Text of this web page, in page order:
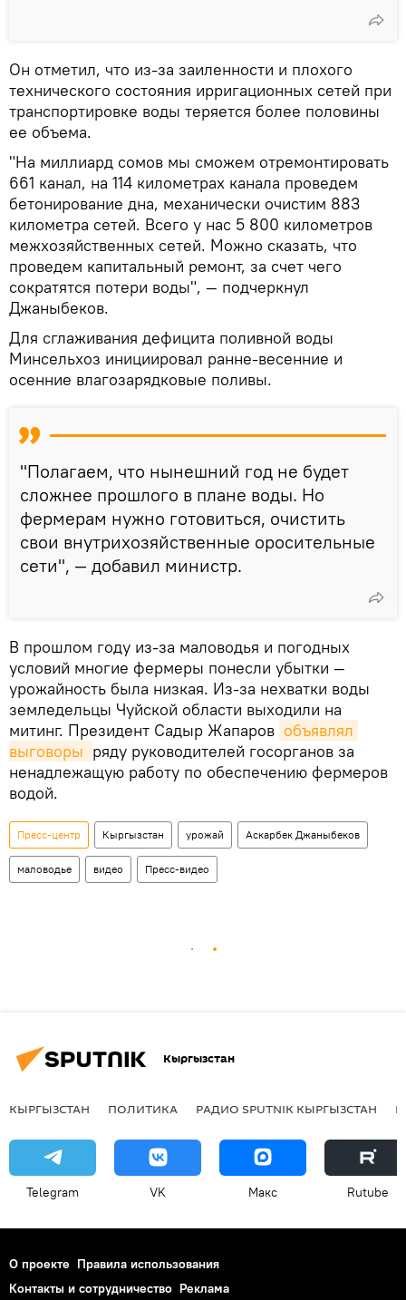
Он отметил, что из-за заиленности и плохого
технического состояния ирригационных сетей при
транспортировке воды теряется более половины
ее объема.
"На миллиард сомов мы сможем отремонтировать
661 канал, на 114 километрах канала проведем
бетонирование дна, механически очистим 883
километра сетей. Всего у нас 5 800 километров
межхозяйственных сетей. Можно сказать, что
проведем капитальный ремонт, за счет чего
сократятся потери воды", — подчеркнул
Джаныбеков.
Для сглаживания дефицита поливной воды
Минсельхоз инициировал ранне-весенние и
осенние влагозарядковые поливы.
"Полагаем, что нынешний год не будет
сложнее прошлого в плане воды. Но
фермерам нужно готовиться, очистить
свои внутрихозяйственные оросительные
сети", — добавил министр.
В прошлом году из-за маловодья и погодных
условий многие фермеры понесли убытки —
урожайность была низкая. Из-за нехватки воды
земледельцы Чуйской области выходили на
митинг. Президент Садыр Жапаров объявлял
выговоры ряду руководителей госорганов за
ненадлежащую работу по обеспечению фермеров
водой.
Пресс-центр Кыргызстан урожай Аскарбек Джаныбеков
маловодье видео Пресс-видео
Кыргызстан
КЫРГЫЗСТАН ПОЛИТИКА РАДИО SPUTNIK КЫРГЫЗСТАН
Telegram VK Макс Rutube
О проекте Правила использования
Контакты и сотрудничество Реклама